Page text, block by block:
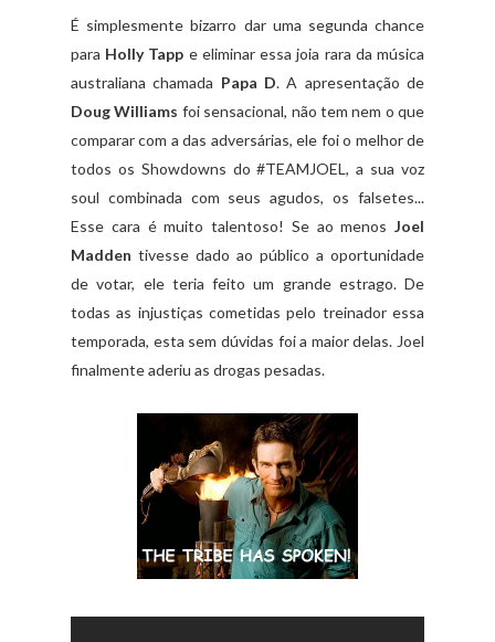
É simplesmente bizarro dar uma segunda chance
para Holly Tapp e eliminar essa joia rara da música
australiana chamada Papa D. A apresentação de
Doug Williams foi sensacional, não tem nem o que
comparar com a das adversárias, ele foi o melhor de
todos os Showdowns do #TEAMJOEL, a sua voz
soul combinada com seus agudos, os falsetes...
Esse cara é muito talentoso! Se ao menos Joel
Madden tivesse dado ao público a oportunidade
de votar, ele teria feito um grande estrago. De
todas as injustiças cometidas pelo treinador essa
temporada, esta sem dúvidas foi a maior delas. Joel
finalmente aderiu as drogas pesadas.